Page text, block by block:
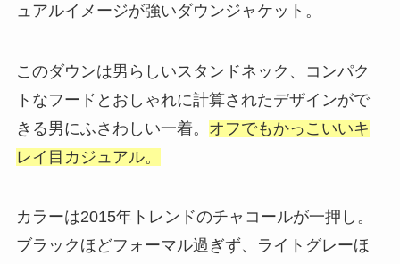
ュアルイメージが強いダウンジャケット。
このダウンは男らしいスタンドネック、コンパク
トなフードとおしゃれに計算されたデザインがで
きる男にふさわしい一着。 オフでもかっこいいキ
レイ目カジュアル。
カラーは2015年トレンドのチャコールが一押し。
ブラックほどフォーマル過ぎず、ライトグレーほ